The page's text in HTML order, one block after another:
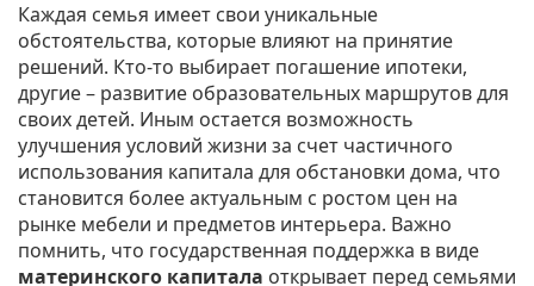
Каждая семья имеет свои уникальные
обстоятельства, которые влияют на принятие
решений. Кто-то выбирает погашение ипотеки,
другие – развитие образовательных маршрутов для
своих детей. Иным остается возможность
улучшения условий жизни за счет частичного
использования капитала для обстановки дома, что
становится более актуальным с ростом цен на
рынке мебели и предметов интерьера. Важно
помнить, что государственная поддержка в виде
материнского капитала открывает перед семьями